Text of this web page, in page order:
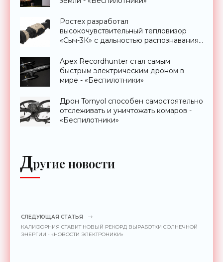
Ростех разработал
высокочувствительный тепловизор
«Сыч-3К» с дальностью распознавания
Apex Recordhunter стал самым
быстрым электрическим дроном в
мире - «Беспилотники»
Дрон Tornyol способен самостоятельно
отслеживать и уничтожать комаров -
«Беспилотники»
Другие новости
СЛЕДУЮЩАЯ СТАТЬЯ
КАЛИФОРНИЯ СТАВИТ НОВЫЙ РЕКОРД ВЫРАБОТКИ СОЛНЕЧНОЙ
ЭНЕРГИИ - «НОВОСТИ ЭЛЕКТРОНИКИ»